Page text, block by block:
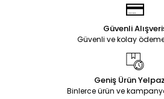
Güvenli
Güvenli ve kolay
Geniş Ürün
Binlerce ürün ve